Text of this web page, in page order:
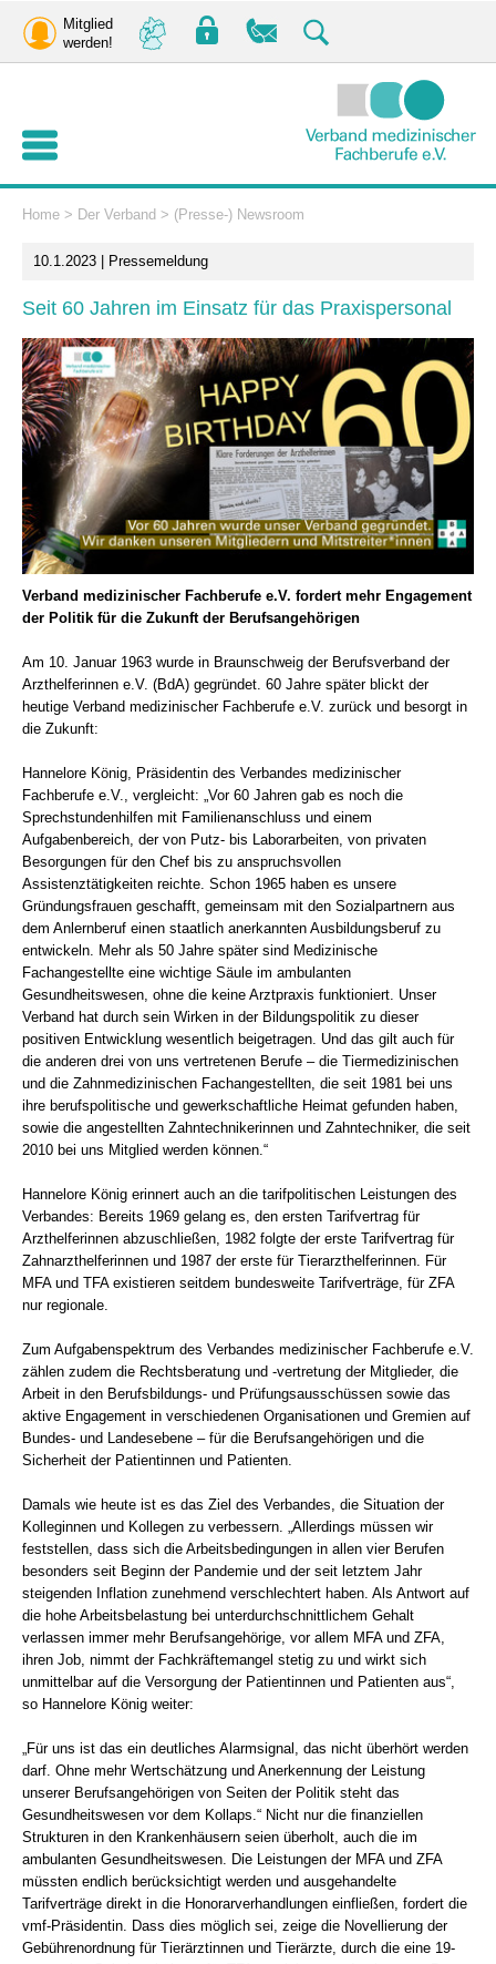
Mitglied
werden!
Home > Der Verband > (Presse-) Newsroom
10.1.2023 | Pressemeldung
Seit 60 Jahren im Einsatz für das Praxispersonal
Verband medizinischer Fachberufe e.V. fordert mehr Engagement
der Politik für die Zukunft der Berufsangehörigen
Am 10. Januar 1963 wurde in Braunschweig der Berufsverband der
Arzthelferinnen e.V. (BdA) gegründet. 60 Jahre später blickt der
heutige Verband medizinischer Fachberufe e.V. zurück und besorgt in
die Zukunft:
Hannelore König, Präsidentin des Verbandes medizinischer
Fachberufe e.V., vergleicht: „Vor 60 Jahren gab es noch die
Sprechstundenhilfen mit Familienanschluss und einem
Aufgabenbereich, der von Putz- bis Laborarbeiten, von privaten
Besorgungen für den Chef bis zu anspruchsvollen
Assistenztätigkeiten reichte. Schon 1965 haben es unsere
Gründungsfrauen geschafft, gemeinsam mit den Sozialpartnern aus
dem Anlernberuf einen staatlich anerkannten Ausbildungsberuf zu
entwickeln. Mehr als 50 Jahre später sind Medizinische
Fachangestellte eine wichtige Säule im ambulanten
Gesundheitswesen, ohne die keine Arztpraxis funktioniert. Unser
Verband hat durch sein Wirken in der Bildungspolitik zu dieser
positiven Entwicklung wesentlich beigetragen. Und das gilt auch für
die anderen drei von uns vertretenen Berufe – die Tiermedizinischen
und die Zahnmedizinischen Fachangestellten, die seit 1981 bei uns
ihre berufspolitische und gewerkschaftliche Heimat gefunden haben,
sowie die angestellten Zahntechnikerinnen und Zahntechniker, die seit
2010 bei uns Mitglied werden können.“
Hannelore König erinnert auch an die tarifpolitischen Leistungen des
Verbandes: Bereits 1969 gelang es, den ersten Tarifvertrag für
Arzthelferinnen abzuschließen, 1982 folgte der erste Tarifvertrag für
Zahnarzthelferinnen und 1987 der erste für Tierarzthelferinnen. Für
MFA und TFA existieren seitdem bundesweite Tarifverträge, für ZFA
nur regionale.
Zum Aufgabenspektrum des Verbandes medizinischer Fachberufe e.V.
zählen zudem die Rechtsberatung und -vertretung der Mitglieder, die
Arbeit in den Berufsbildungs- und Prüfungsausschüssen sowie das
aktive Engagement in verschiedenen Organisationen und Gremien auf
Bundes- und Landesebene – für die Berufsangehörigen und die
Sicherheit der Patientinnen und Patienten.
Damals wie heute ist es das Ziel des Verbandes, die Situation der
Kolleginnen und Kollegen zu verbessern. „Allerdings müssen wir
feststellen, dass sich die Arbeitsbedingungen in allen vier Berufen
besonders seit Beginn der Pandemie und der seit letztem Jahr
steigenden Inflation zunehmend verschlechtert haben. Als Antwort auf
die hohe Arbeitsbelastung bei unterdurchschnittlichem Gehalt
verlassen immer mehr Berufsangehörige, vor allem MFA und ZFA,
ihren Job, nimmt der Fachkräftemangel stetig zu und wirkt sich
unmittelbar auf die Versorgung der Patientinnen und Patienten aus“,
so Hannelore König weiter:
„Für uns ist das ein deutliches Alarmsignal, das nicht überhört werden
darf. Ohne mehr Wertschätzung und Anerkennung der Leistung
unserer Berufsangehörigen von Seiten der Politik steht das
Gesundheitswesen vor dem Kollaps.“ Nicht nur die finanziellen
Strukturen in den Krankenhäusern seien überholt, auch die im
ambulanten Gesundheitswesen. Die Leistungen der MFA und ZFA
müssten endlich berücksichtigt werden und ausgehandelte
Tarifverträge direkt in die Honorarverhandlungen einfließen, fordert die
vmf-Präsidentin. Dass dies möglich sei, zeige die Novellierung der
Gebührenordnung für Tierärztinnen und Tierärzte, durch die eine 19-